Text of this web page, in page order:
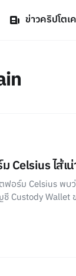
ข่าวคริปโตเ
ไส้เน่
อร์ม Celsius พบ
Custody Wallet